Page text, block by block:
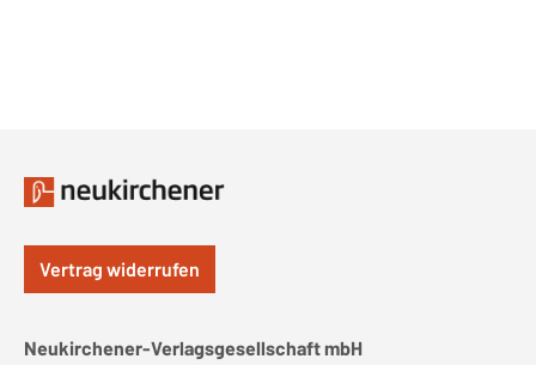
Vertrag widerrufen
Neukirchener-Verlagsgesellschaft mbH